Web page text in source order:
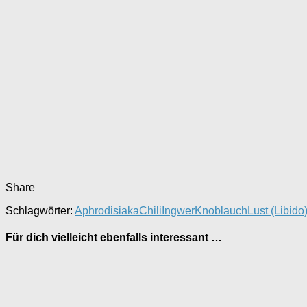
Share
Schlagwörter: AphrodisiakaChili IngwerKnoblauch Lust
Für dich vielleicht ebenfalls interessant …